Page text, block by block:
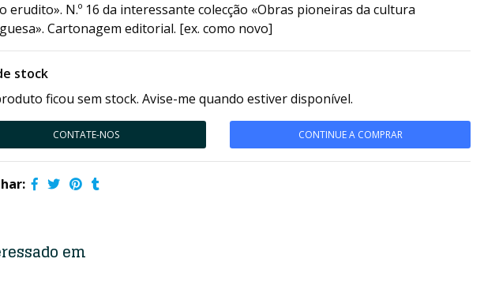
erudito». N.º 16 da interessante colecção «Obras pioneiras da cultura
Cartonagem editorial. [ex. como novo]
stock
ficou sem stock. Avise-me quando estiver disponível.
CONTATE-NOS CONTINUE A COMPRAR
em